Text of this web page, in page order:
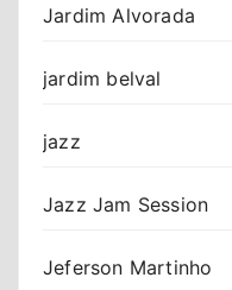
Jardim Alvorada
jardim belval
jazz
Jazz Jam Session
Jeferson Martinho